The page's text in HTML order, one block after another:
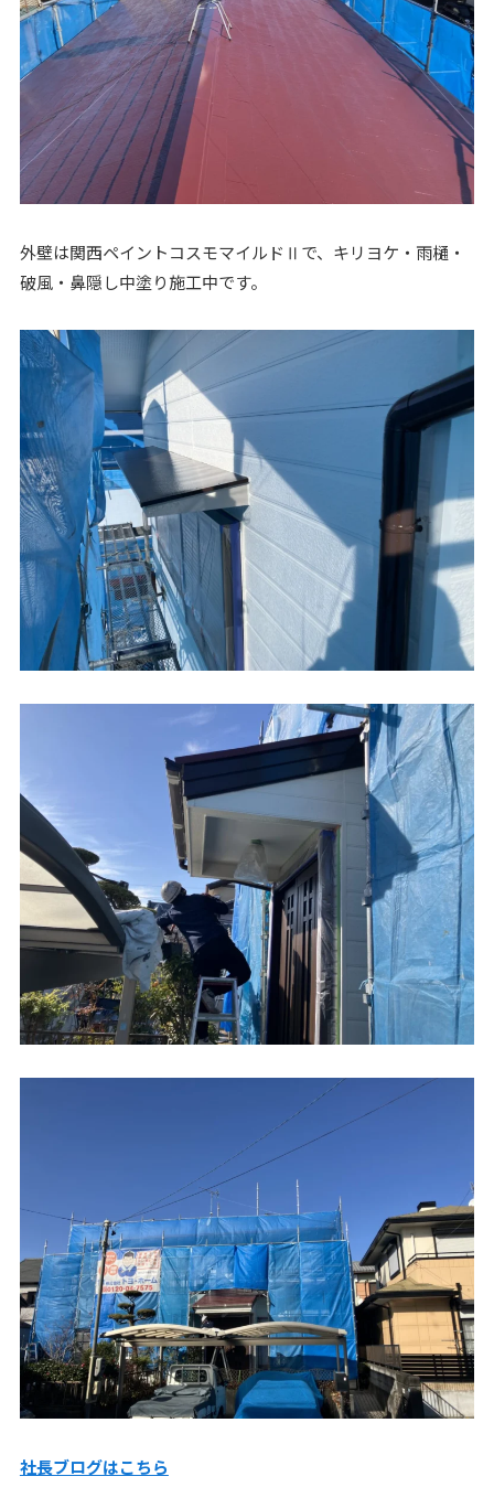
外壁は関西ペイントコスモマイルドⅡで、キリヨケ・雨樋・
破風・鼻隠し中塗り施工中です。
社長ブログはこちら